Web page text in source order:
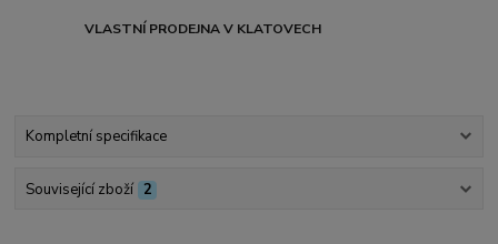
VLASTNÍ PRODEJNA V KLATOVECH
Kompletní specifikace
Související zboží 2